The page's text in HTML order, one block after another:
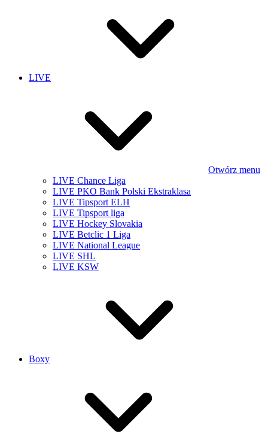
LIVE
Otwórz menu
LIVE Chance Liga
LIVE PKO Bank Polski Ekstraklasa
LIVE Tipsport ELH
LIVE Tipsport liga
LIVE Hockey Slovakia
LIVE Betclic 1 Liga
LIVE National League
LIVE SHL
LIVE KSW
Boxy